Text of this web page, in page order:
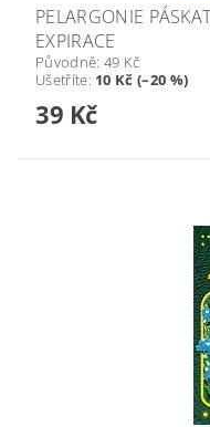
PELARGONIE
EXPIRACE
Původně: 49 Kč
Ušetříte: 10 Kč (–20 %)
39 Kč